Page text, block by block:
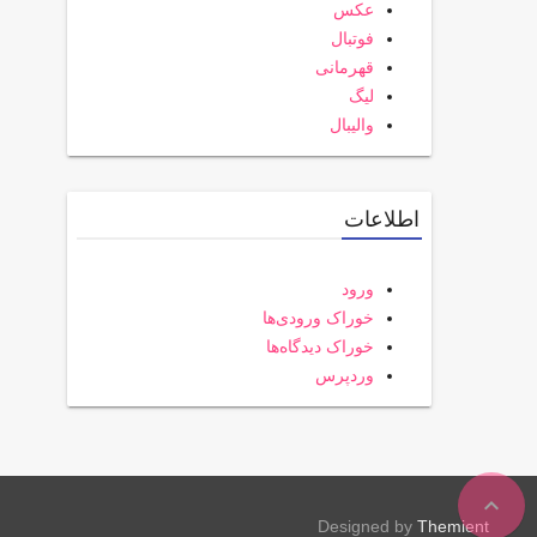
expand_less
عکس
فوتبال
قهرمانی
لیگ
والیبال
اطلاعات
ورود
خوراک ورودی‌ها
خوراک دیدگاه‌ها
وردپرس
Designed by Themient